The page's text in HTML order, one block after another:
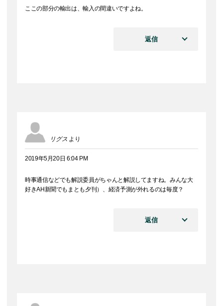
ここの部分の輸出は、輸入の間違いですよね。
返信
リグス より
2019年5月20日 6:04 PM
時事通信などでも解説委員がちゃんと解説してますね。みんな大
好きAH新聞でもまとも夕刊）、経済予測が外れるのは毎度？
返信